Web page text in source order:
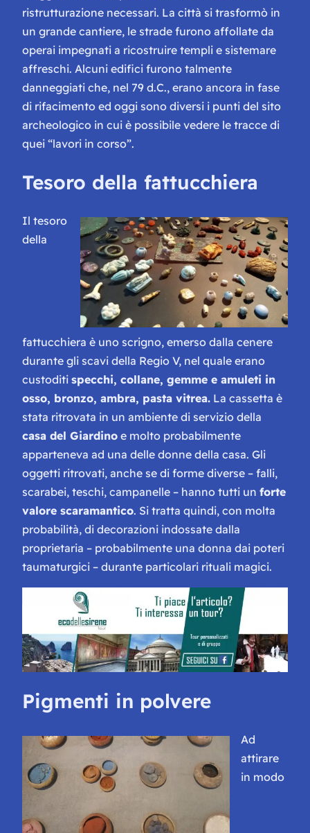
ristrutturazione necessari. La città si trasformò in
un grande cantiere, le strade furono affollate da
operai impegnati a ricostruire templi e sistemare
affreschi. Alcuni edifici furono talmente
danneggiati che, nel 79 d.C., erano ancora in fase
di rifacimento ed oggi sono diversi i punti del sito
archeologico in cui è possibile vedere le tracce di
quei “lavori in corso”.
Tesoro della fattucchiera
Il tesoro
della
fattucchiera è uno scrigno, emerso dalla cenere
durante gli scavi della Regio V, nel quale erano
custoditi specchi, collane, gemme e amuleti in
osso, bronzo, ambra, pasta vitrea. La cassetta è
stata ritrovata in un ambiente di servizio della
casa del Giardino e molto probabilmente
apparteneva ad una delle donne della casa. Gli
oggetti ritrovati, anche se di forme diverse – falli,
scarabei, teschi, campanelle – hanno tutti un forte
valore scaramantico. Si tratta quindi, con molta
probabilità, di decorazioni indossate dalla
proprietaria – probabilmente una donna dai poteri
taumaturgici – durante particolari rituali magici.
Pigmenti in polvere
Ad
attirare
in modo